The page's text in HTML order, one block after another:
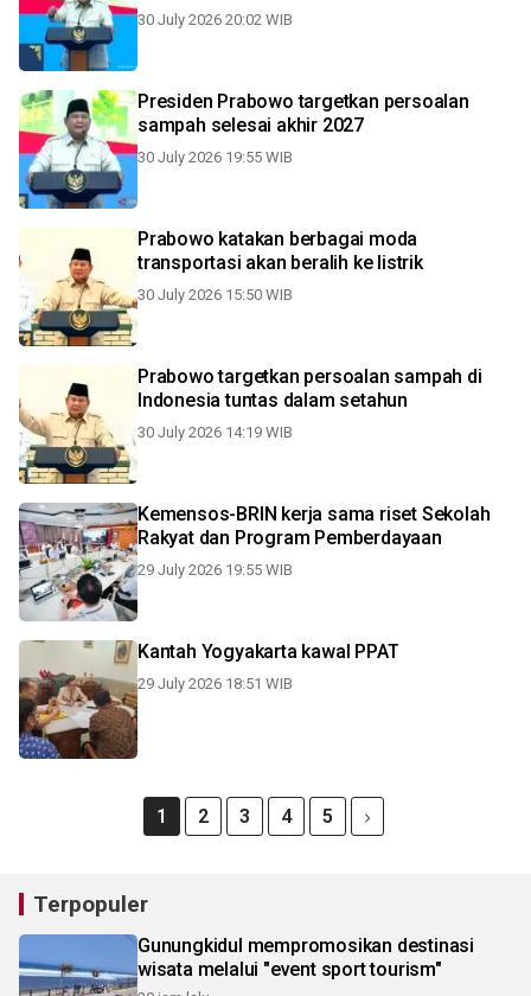
30 July 2026 20:02 WIB
Presiden Prabowo targetkan persoalan
sampah selesai akhir 2027
30 July 2026 19:55 WIB
Prabowo katakan berbagai moda
transportasi akan beralih ke listrik
30 July 2026 15:50 WIB
Prabowo targetkan persoalan sampah di
Indonesia tuntas dalam setahun
30 July 2026 14:19 WIB
Kemensos-BRIN kerja sama riset Sekolah
Rakyat dan Program Pemberdayaan
29 July 2026 19:55 WIB
Kantah Yogyakarta kawal PPAT
29 July 2026 18:51 WIB
1 2 3 4 5
Terpopuler
Gunungkidul mempromosikan destinasi
wisata melalui "event sport tourism"